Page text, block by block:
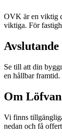
OVK är en viktig
viktiga. För
Se till att din
en hållbar framtid.
Om
Vi finns
nedan och få